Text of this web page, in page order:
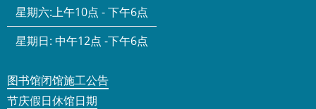
星期六:上午10点 - 下午6点
星期日: 中午12点 -下午6点
图书馆闭馆施工公告
节庆假日休馆日期